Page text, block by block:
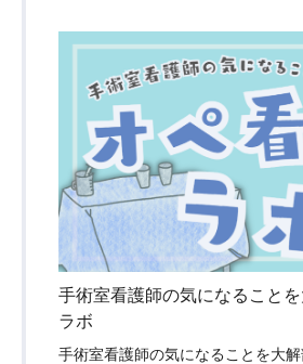
手術室看護師の気になること
ラボ
手術室看護師の気になることを大